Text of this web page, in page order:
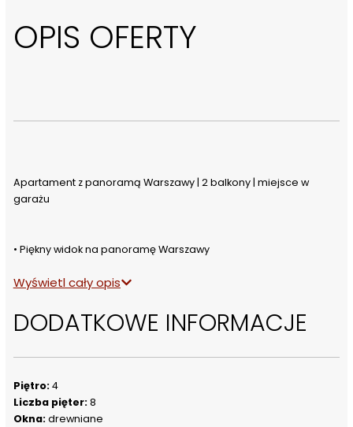
OPIS OFERTY
Apartament z panoramą Warszawy | 2 balkony | miejsce w
garażu
• Piękny widok na panoramę Warszawy
• Nowoczesny apartamentowiec z doskonałą komunikacją
OPIS NIERUCHOMOŚCI
Eleganckie, 2-pokojowe mieszkanie położone zaledwie 4 km od
centrum Warszawy, w nowo wybudowanym apartamentowcu.
Wyświetl cały opis
DODATKOWE INFORMACJE
Piętro:4
Liczba pięter:8
Okna:drewniane